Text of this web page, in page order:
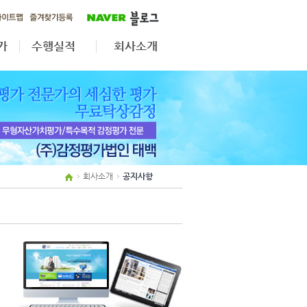
수행실적
무형자산·법인전환
자산재평가
상속·증여
보상평가
회사소개
공지사항
업무분야
조직도
인원현황
제휴사보기
오시는길
회사소개 공지사항